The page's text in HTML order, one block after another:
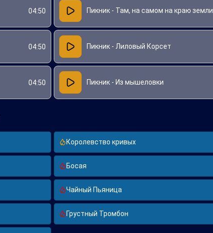
04:50 Пикник - Там, на самом на краю земли
04:50 Пикник - Лиловый Корсет
04:50 Пикник - Из мышеловки
Королевство кривых
Босая
Чайный Пьяница
Грустный Тромбон